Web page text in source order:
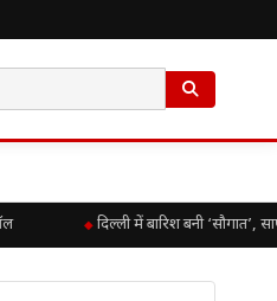
दिल्ली में बारिश बनी ‘सौगात’,